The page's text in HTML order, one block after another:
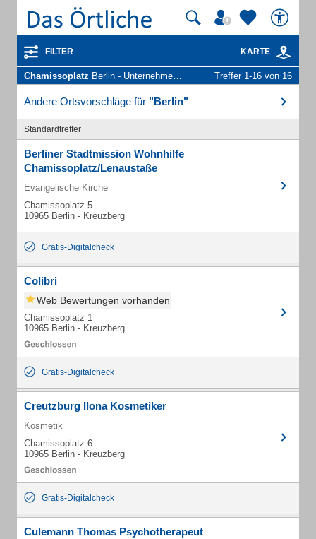
FILTER KARTE
Chamissoplatz Berlin - Unternehmen und Personen Treffer 1-16 von 16
Andere Ortsvorschläge für "Berlin"
Standardtreffer
Berliner Stadtmission Wohnhilfe
Chamissoplatz/Lenaustaße
Evangelische Kirche
Chamissoplatz 5
10965 Berlin - Kreuzberg
Gratis-Digitalcheck
Colibri
Web Bewertungen vorhanden
Chamissoplatz 1
10965 Berlin - Kreuzberg
Gratis-Digitalcheck
Creutzburg Ilona Kosmetiker
Kosmetik
Chamissoplatz 6
10965 Berlin - Kreuzberg
Gratis-Digitalcheck
Culemann Thomas Psychotherapeut